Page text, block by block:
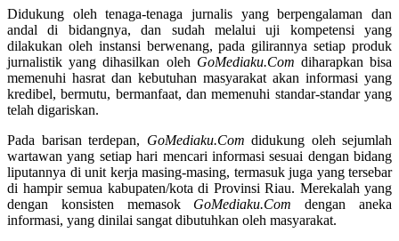
Didukung oleh tenaga-tenaga jurnalis yang berpengalaman dan
andal di bidangnya, dan sudah melalui uji kompetensi yang
dilakukan oleh instansi berwenang, pada gilirannya setiap produk
jurnalistik yang dihasilkan oleh GoMediaku.Com diharapkan bisa
memenuhi hasrat dan kebutuhan masyarakat akan informasi yang
kredibel, bermutu, bermanfaat, dan memenuhi standar-standar yang
telah digariskan.
Pada barisan terdepan, GoMediaku.Com didukung oleh sejumlah
wartawan yang setiap hari mencari informasi sesuai dengan bidang
liputannya di unit kerja masing-masing, termasuk juga yang tersebar
di hampir semua kabupaten/kota di Provinsi Riau. Merekalah yang
dengan konsisten memasok GoMediaku.Com dengan aneka
informasi, yang dinilai sangat dibutuhkan oleh masyarakat.